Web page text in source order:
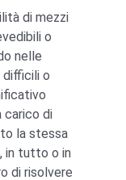
di mezzi
o
nelle
difficili o
carico di
la stessa
in tutto o in
di risolvere